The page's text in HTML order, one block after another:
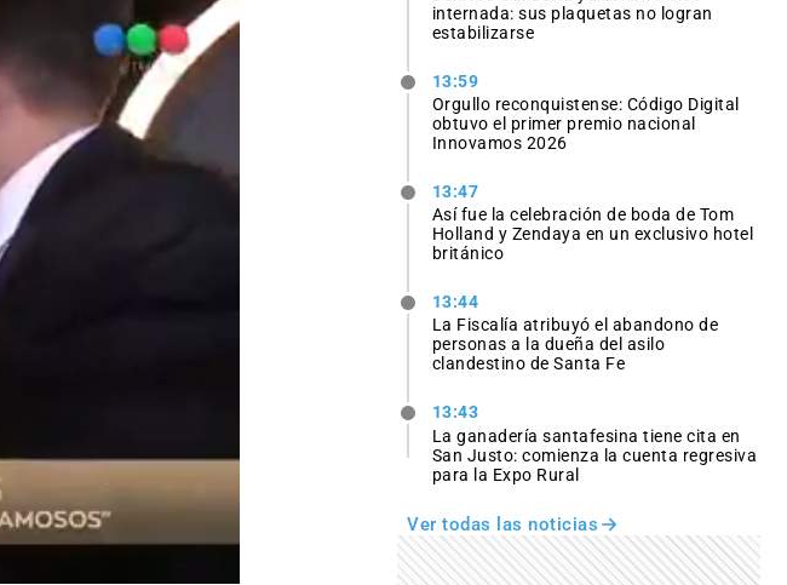
internada: sus plaquetas no logran
estabilizarse
13:59
Orgullo reconquistense: Código Digital
obtuvo el primer premio nacional
Innovamos 2026
13:47
Así fue la celebración de boda de Tom
Holland y Zendaya en un exclusivo hotel
británico
13:44
La Fiscalía atribuyó el abandono de
personas a la dueña del asilo
clandestino de Santa Fe
13:43
La ganadería santafesina tiene cita en
San Justo: comienza la cuenta regresiva
para la Expo Rural
Ver todas las noticias